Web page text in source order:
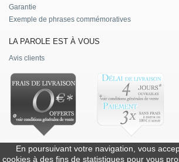
Garantie
Exemple de phrases commémoratives
LA PAROLE EST À VOUS
Avis clients
En poursuivant votre navigation, vous
cookies à des fins de statistiques pour vous
Souvenirs-eternels.net utilise des cookies pour